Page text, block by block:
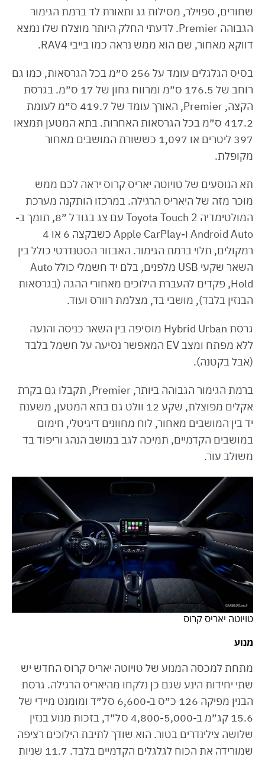
שחורים, ספוילר, מסילות גג ותאורת לד ברמת הגימור
הגבוהה Premier. לדעתי החלק היותר מוצלח שלו נמצא
דווקא מאחור, שם הוא ממש נראה כמו בייבי RAV4.
בסיס הגלגלים עומד על 256 ס״מ בכל הגרסאות, כמו גם
רוחב של 176.5 ס״מ ומרווח גחון של 17 ס״מ. בגרסת
הקצה, Premier, האורך עומד של 419.7 ס״מ לעומת
417.2 ס״מ בכל הגרסאות האחרות. בתא המטען תמצאו
397 ליטרים או 1,097 כששורת המושבים מאחור
מקופלת.
תא הנוסעים של טויוטה יאריס קרוס יראה לכם ממש
מוכר מזה של היאריס הרגילה. במרכזו הותקנה מערכת
המולטימדיה Toyota Touch 2 עם צג בגודל ״8, תומך ב-
Android Auto ו-Apple CarPlay כשבקצה 6 או 4
רמקולים, תלוי ברמת הגימור. האבזור הסטנדרטי כולל בין
השאר שקעי USB מלפנים, בלם יד חשמלי כולל Auto
Hold, פקדים להעברת הילוכים מאחורי ההגה (בגרסאות
הבנזין בלבד), מושבי בד, מצלמת רוורס ועוד.
גרסת Hybrid Urban מוסיפה בין השאר כניסה והנעה
ללא מפתח ומצב EV המאפשר נסיעה על חשמל בלבד
(אבל בקטנה).
ברמת הגימור הגבוהה ביותר, Premier, תקבלו גם בקרת
אקלים מפוצלת, שקע 12 וולט גם בתא המטען, משענת
יד בין המושבים מאחור, לוח מחוונים דיגיטלי, חימום
במושבים הקדמיים, תמיכה לגב במושב הנהג וריפוד בד
משולב עור.
טויוטה יאריס קרוס
מנוע
מתחת למכסה המנוע של טויוטה יאריס קרוס החדש יש
שתי יחידות הינע שגם כן נלקחו מהיאריס הרגילה. גרסת
הבנין מפיקה 126 כ״ס ב-6,600 סל״ד ומומנט מיידי של
15.6 קג״מ ב-4,800-5,000 סל״ד, בזכות מנוע בנזין
שלושה צילינדרים בטור. הוא שודך לתיבת הילוכים רציפה
שמורידה את הכוח לגלגלים הקדמיים בלבד. 11.7 שניות